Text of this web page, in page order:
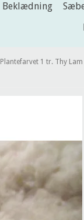
Beklædning
Plantefarvet 1 tr. Thy